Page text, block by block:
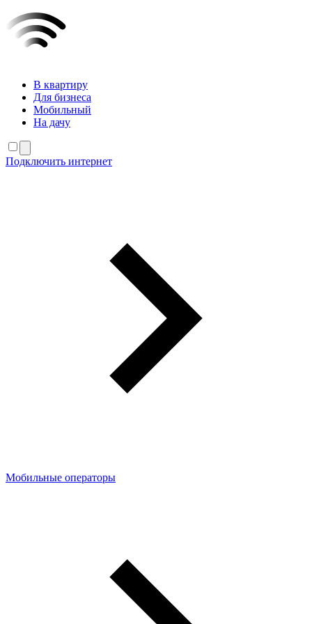
В квартиру
Для бизнеса
Мобильный
На дачу
Подключить интернет
Мобильные операторы